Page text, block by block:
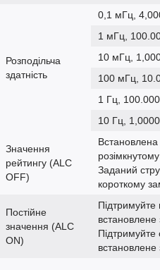
Розподільча
здатність
0,1 мГц,
1 мГц,
10 мГц,
100 мГц,
1 Гц,
10 Гц,
Значення
рейтингу (ALC
OFF)
Заданий
короткому
Постійне
значення (ALC
ON)
встановлене
встановлене